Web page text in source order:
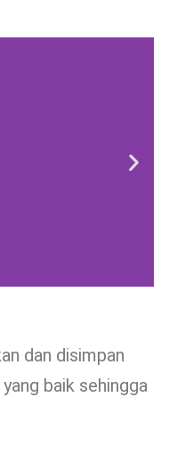
dan disimpan
baik sehingga